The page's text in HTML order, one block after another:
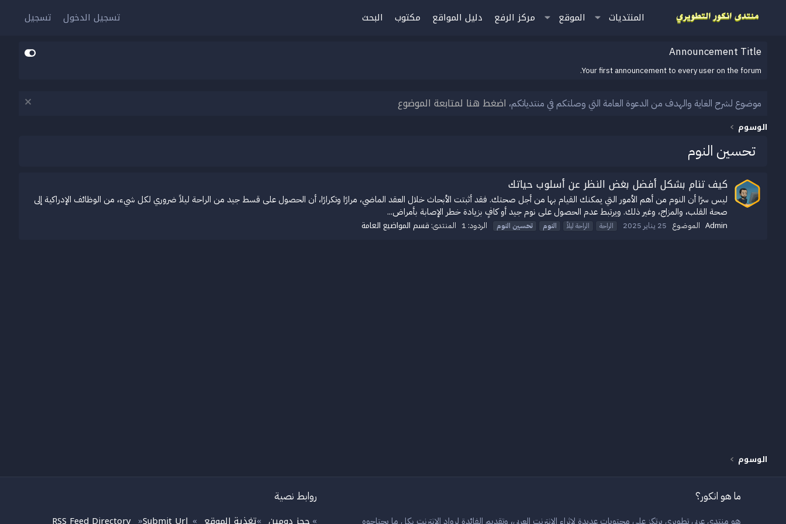
المنتديات الموقع مركز الرفع دليل المواقع مكتوب البحث تسجيل الدخول تسجيل
Announcement Title
Your first announcement to every user on the forum.
موضوع لشرح الغاية والهدف من الدعوة العامة التي وصلتكم في منتدياتكم، اضغط هنا لمتابعة الموضوع
الوسوم
تحسين النوم
كيف تنام بشكل أفضل بغض النظر عن أسلوب حياتك
ليس سرًا أن النوم من أهم الأمور التي يمكنك القيام بها من أجل صحتك. فقد أثبتت الأبحاث خلال العقد الماضي، مرارًا وتكرارًا، أن الحصول على قسط جيد من الراحة ليلاً ضروري لكل شيء، من الوظائف الإدراكية إلى
صحة القلب، والمزاج، وغير ذلك. ويرتبط عدم الحصول على نوم جيد أو كافٍ بزيادة خطر الإصابة بأمراض...
Admin الموضوع 25 يناير 2025 الراحة الراحة ليلاً النوم تحسين النوم الردود: 1 المنتدى: قسم المواضيع العامة
الوسوم
ما هو انكور؟
هو منتدى عربي تطويري يرتكز على محتويات عديدة لاثراء الانترنت العربي، وتقديم الفائدة لرواد الانترنت بكل ما يحتاجوه
روابط نصية
»
»
»
»